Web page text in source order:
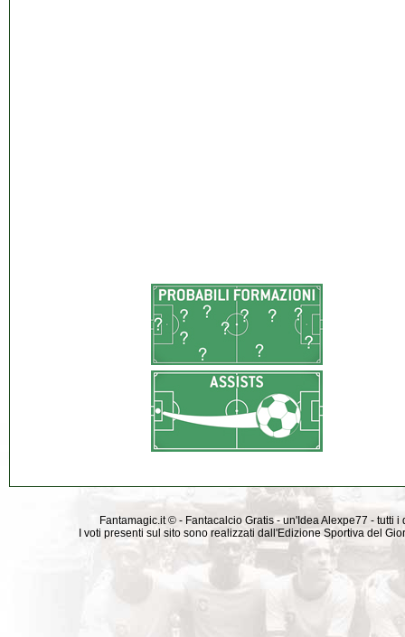
Fantamagic.it © - Fantacalcio Gratis - un'Idea Alexpe77 -
I voti presenti sul sito sono realizzati dall'Edizione Sportiva del